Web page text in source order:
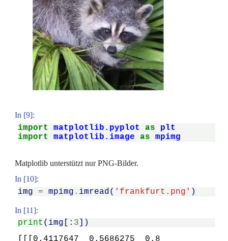
In [9]:
import matplotlib.pyplot as
plt
import
matplotlib.image as mpimg
Matplotlib unterstützt nur PNG-Bilder.
In [10]:
img = mpimg . imread ( 'frankfurt.png' )
In [11]:
print ( img [: 3 ])
[[[0.4117647  0.5686275  0.8